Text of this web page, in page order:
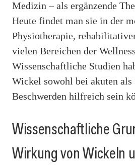
Medizin – als ergänzende
Heute findet man sie in der
Physiotherapie,
vielen Bereichen der
Wissenschaftliche Studien
Wickel sowohl bei akuten als
Beschwerden hilfreich sein
Wissenschaftliche
Wirkung von Wickeln